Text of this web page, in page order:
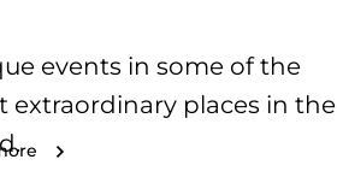
events in some of the
extraordinary places in the